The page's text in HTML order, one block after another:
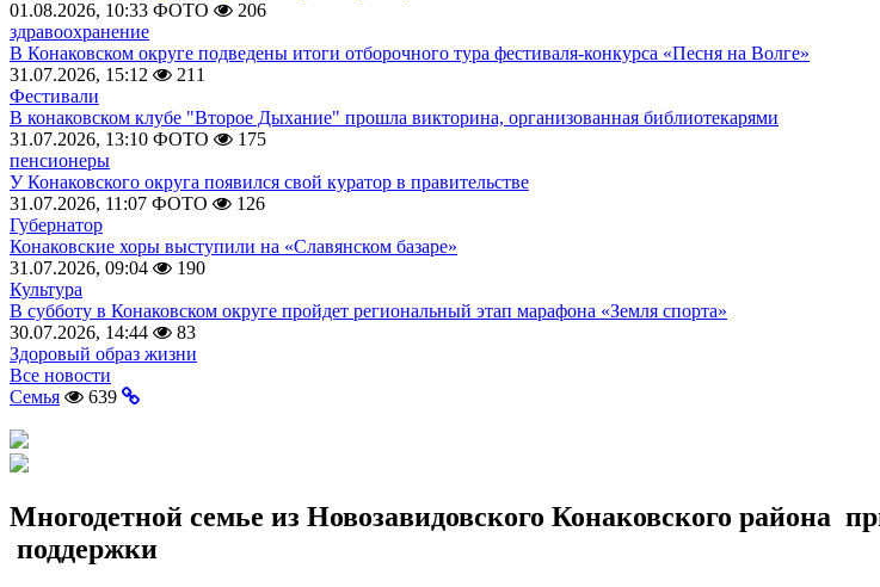
01.08.2026, 10:33 ФОТО
206
здравоохранение
В Конаковском округе подведены итоги отборочного тура фестиваля-конкурса «Песня на Волге»
31.07.2026, 15:12
211
Фестивали
В конаковском клубе "Второе Дыхание" прошла викторина, организованная библиотекарями
31.07.2026, 13:10 ФОТО
175
пенсионеры
У Конаковского округа появился свой куратор в правительстве
31.07.2026, 11:07 ФОТО
126
Губернатор
Конаковские хоры выступили на «Славянском базаре»
31.07.2026, 09:04
190
Культура
В субботу в Конаковском округе пройдет региональный этап марафона «Земля спорта»
30.07.2026, 14:44
83
Здоровый образ жизни
Все новости
Семья
639
Многодетной семье из Новозавидовского Конаковского района
поддержки